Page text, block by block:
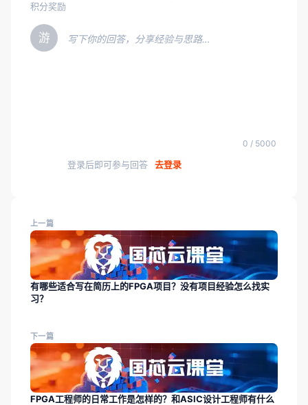
积分奖励
游 写下你的回答，分享经验与思路…
0 / 5000
登录后即可参与回答 去登录
上一篇
有哪些适合写在简历上的FPGA项目？没有项目经验怎么找实
习？
下一篇
FPGA工程师的日常工作是怎样的？和ASIC设计工程师有什么